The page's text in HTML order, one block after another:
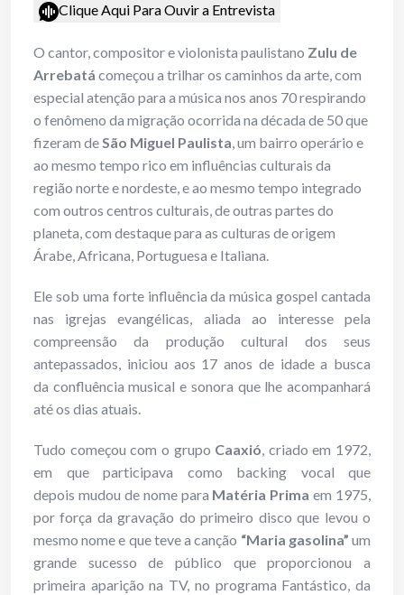
Clique Aqui Para Ouvir a Entrevista
O cantor, compositor e violonista paulistano Zulu de
Arrebatá começou a trilhar os caminhos da arte, com
especial atenção para a música nos anos 70 respirando
o fenômeno da migração ocorrida na década de 50 que
fizeram deSão Miguel Paulista, um bairro operário e
ao mesmo tempo rico em influências culturais da
região norte e nordeste, e ao mesmo tempo integrado
com outros centros culturais, de outras partes do
planeta, com destaque para as culturas de origem
Árabe, Africana, Portuguesa e Italiana.
Ele sob uma forte influência da música gospel cantada
nas igrejas evangélicas, aliada ao interesse pela
compreensão da produção cultural dos seus
antepassados, iniciou aos 17 anos de idade a busca
da confluência musical e sonora que lhe acompanhará
até os dias atuais.
Tudo começou com o grupo Caaxió, criado em 1972,
em que participava como backing vocal que
depois mudou de nome para Matéria Prima em 1975,
por força da gravação do primeiro disco que levou o
mesmo nome e que teve a canção “Maria gasolina” um
grande sucesso de público que proporcionou a
primeira aparição na TV, no programa Fantástico, da